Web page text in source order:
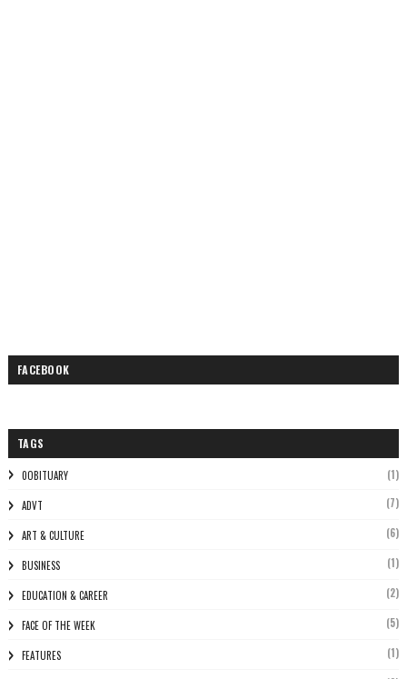
FACEBOOK
TAGS
0OBITUARY (1)
ADVT (7)
ART & CULTURE (6)
BUSINESS (1)
EDUCATION & CAREER (2)
FACE OF THE WEEK (5)
FEATURES (1)